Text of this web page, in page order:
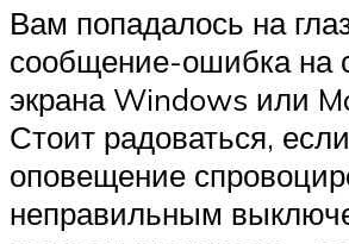
Вам попадалось на
сообщение-ошибка на
экрана Windows или
Стоит радоваться, если
оповещение
неправильным